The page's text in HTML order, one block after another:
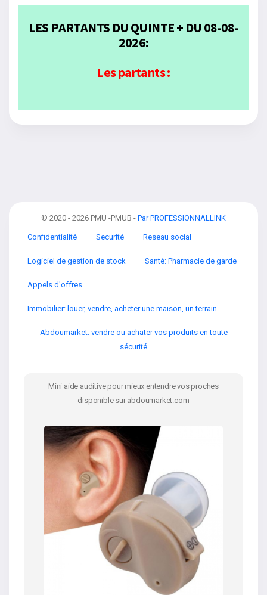
LES PARTANTS DU QUINTE + DU 08-08-
2026:
Les partants :
© 2020 - 2026 PMU -PMUB - Par PROFESSIONNALLINK
Confidentialité Securité Reseau social
Logiciel de gestion de stock Santé: Pharmacie de garde
Appels d'offres
Immobilier: louer, vendre, acheter une maison, un terrain
Abdoumarket: vendre ou achater vos produits en toute
sécurité
Mini aide auditive pour mieux entendre vos proches
disponible sur abdoumarket.com